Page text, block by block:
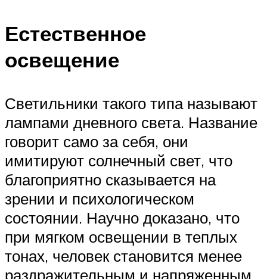
Естественное
освещение
Светильники такого типа называют
лампами дневного света. Название
говорит само за себя, они
имитируют солнечный свет, что
благоприятно сказывается на
зрении и психологическом
состоянии. Научно доказано, что
при мягком освещении в теплых
тонах, человек становится менее
раздражительным и напряженным.